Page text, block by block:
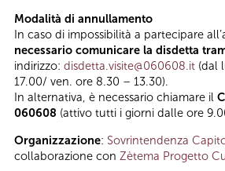
Modalità di annullamento
In caso di impossibilità a partecipare
necessario comunicare la disdetta
indirizzo: disdetta.visite@060608.it (dal
17.00/ ven. ore 8.30 – 13.30).
In alternativa, è necessario chiamare il
060608 (attivo tutti i giorni dalle ore
Organizzazione: Sovrintendenza
collaborazione con Zètema Progetto